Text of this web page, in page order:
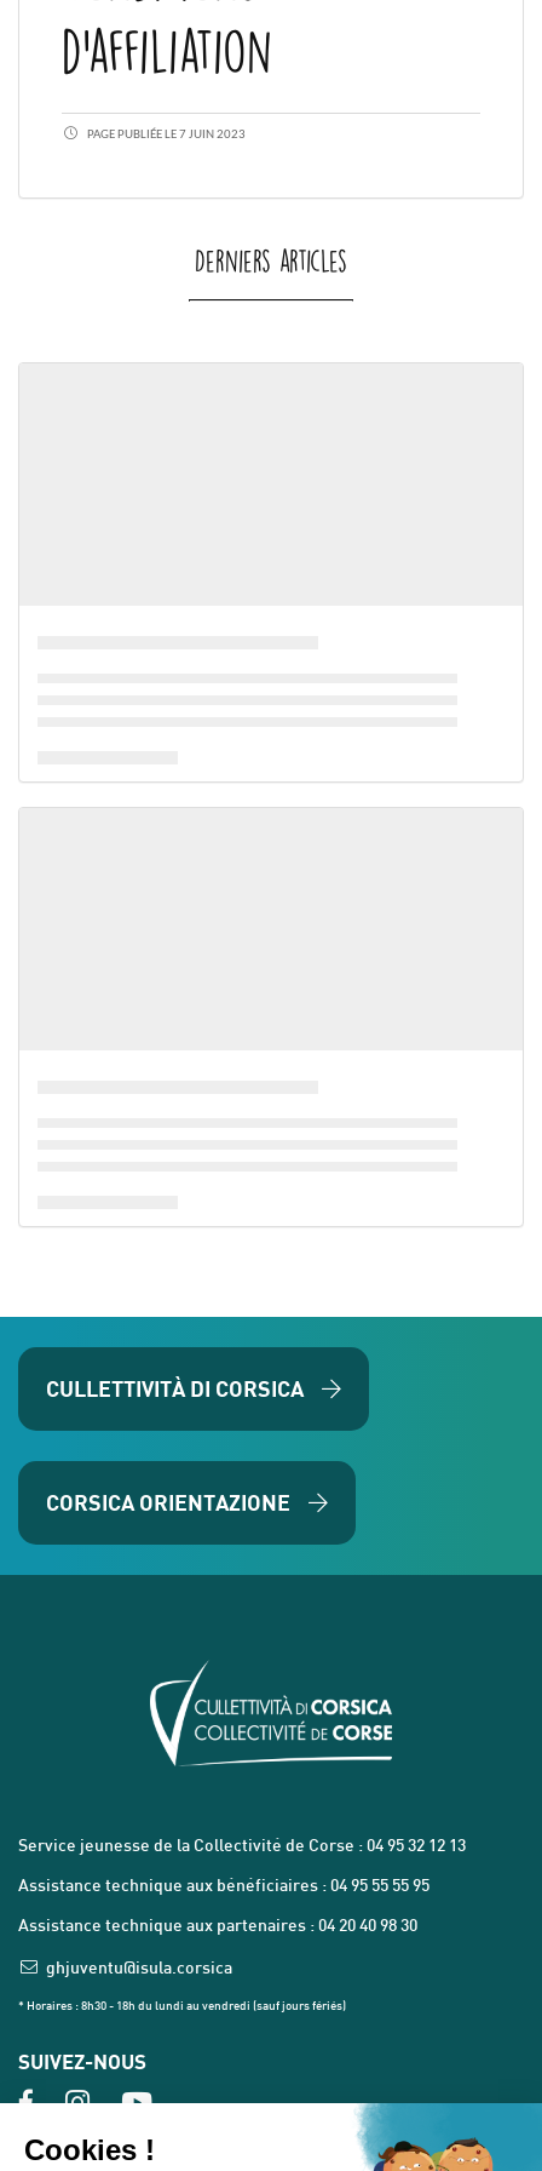
d'affiliation
PAGE PUBLIÉE LE 7 JUIN 2023
Derniers articles
CULLETTIVITÀ DI CORSICA
CORSICA ORIENTAZIONE
Service jeunesse de la Collectivité de Corse : 04 95 32 12 13
Assistance technique aux bénéficiaires : 04 95 55 55 95
Assistance technique aux partenaires : 04 20 40 98 30
ghjuventu@isula.corsica
* Horaires : 8h30 - 18h du lundi au vendredi (sauf jours fériés)
SUIVEZ-NOUS